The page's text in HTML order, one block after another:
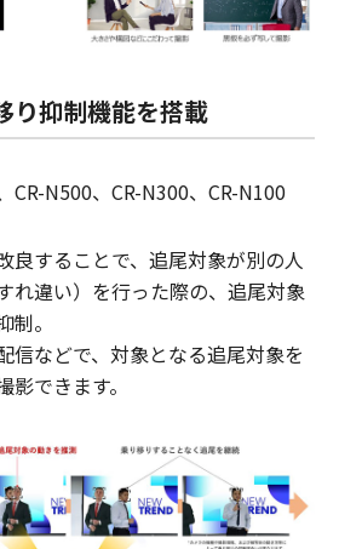
り抑制機能を搭載
CR-N500、CR-N300、CR-N100
良することで、追尾対象が別の人
れ違い）を行った際の、追尾対象
。
信などで、対象となる追尾対象を
できます。